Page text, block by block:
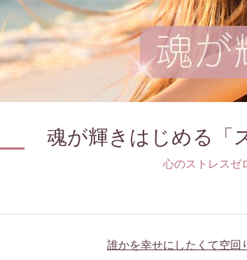
魂が輝きはじめる「
心のストレスゼ
誰かを幸せにしたくて空回